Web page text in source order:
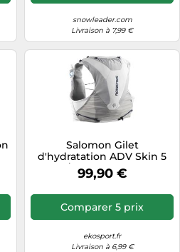
snowleader.com
Livraison à 7,99 €
Salomon Gilet
d'hydratation ADV Skin 5
Gris/Argent Homme L
99,90 €
Comparer 5 prix
ekosport.fr
Livraison à 6,99 €